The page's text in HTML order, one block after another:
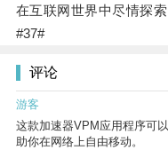
在互联网世界中尽情探索
#37#
评论
游客
这款加速器VPM应用程序可
助你在网络上自由移动。